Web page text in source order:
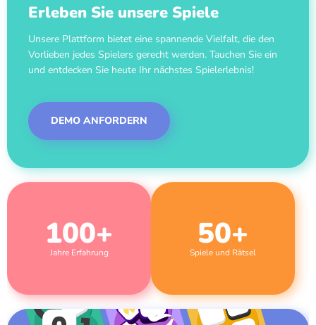
Erleben Sie unsere Spiele
Unsere Plattform bietet eine spannende Vielfalt, die den
Vorlieben jedes Spielers gerecht werden. Tauchen Sie ein
und entdecken Sie heute Ihr nächstes Spielerlebnis!
DEMO ANFORDERN
Jahre Erfahrung
100+ Spiele und Rätsel
50+